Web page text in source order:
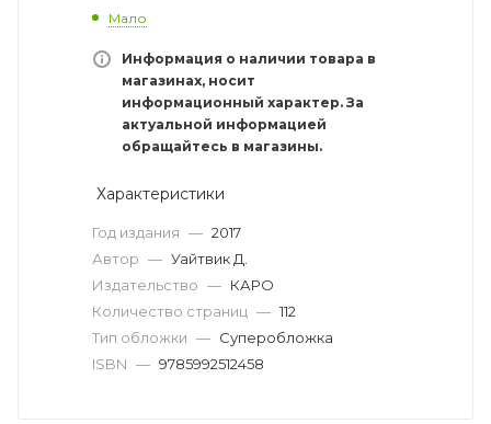
Мало
Информация о наличии товара в
магазинах, носит
информационный характер. За
актуальной информацией
обращайтесь в магазины.
Характеристики
Год издания — 2017
Автор — Уайтвик Д.
Издательство — КАРО
Количество страниц — 112
Тип обложки — Суперобложка
ISBN — 9785992512458